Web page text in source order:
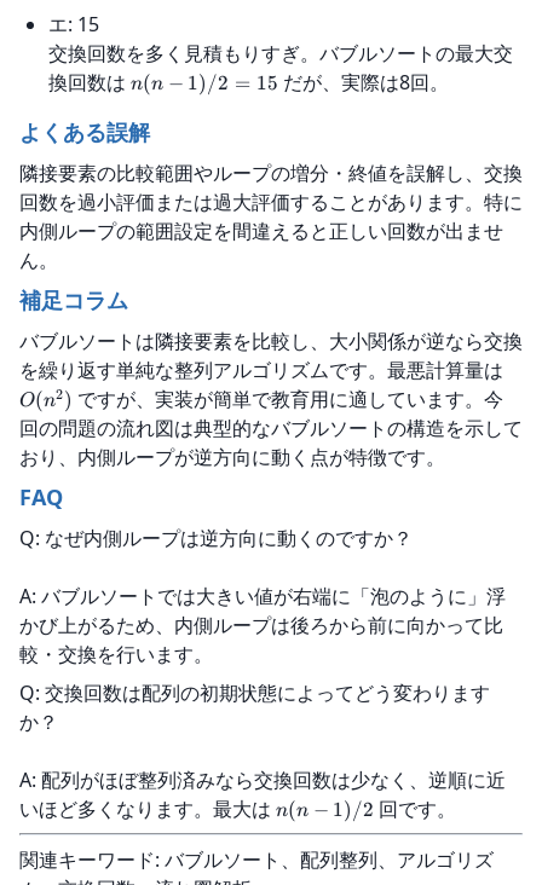
エ: 15
交換回数を多く見積もりすぎ。バブルソートの最大交
換回数は n(n − 1) /2 = 15 だが、実際は8回。
よくある誤解
隣接要素の比較範囲やループの増分・終値を誤解し、交換
回数を過小評価または過大評価することがあります。特に
内側ループの範囲設定を間違えると正しい回数が出ませ
ん。
補足コラム
バブルソートは隣接要素を比較し、大小関係が逆なら交換
を繰り返す単純な整列アルゴリズムです。最悪計算量は
O(n2) ですが、実装が簡単で教育用に適しています。今
回の問題の流れ図は典型的なバブルソートの構造を示して
おり、内側ループが逆方向に動く点が特徴です。
FAQ
Q: なぜ内側ループは逆方向に動くのですか？
A: バブルソートでは大きい値が右端に「泡のように」浮
かび上がるため、内側ループは後ろから前に向かって比
較・交換を行います。
Q: 交換回数は配列の初期状態によってどう変わります
か？
A: 配列がほぼ整列済みなら交換回数は少なく、逆順に近
いほど多くなります。最大は n(n − 1) /2 回です。
関連キーワード: バブルソート、配列整列、アルゴリズ